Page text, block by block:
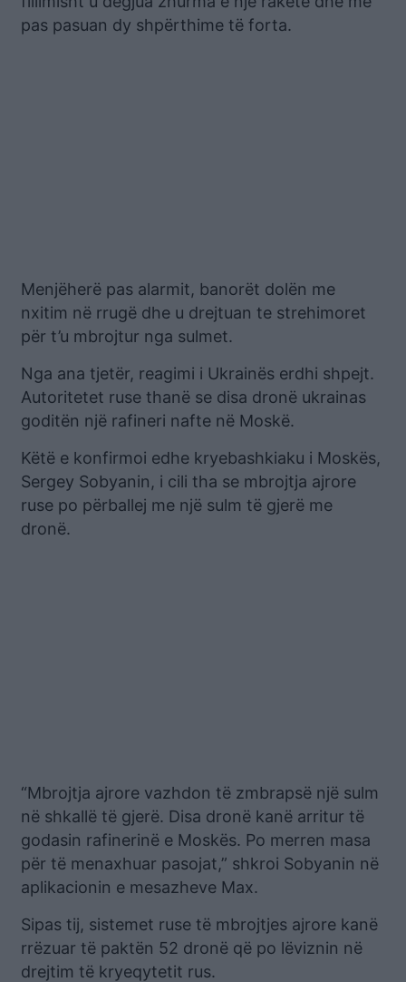
pas pasuan dy shpërthime të forta.
Menjëherë pas alarmit, banorët dolën me
nxitim në rrugë dhe u drejtuan te strehimoret
për t’u mbrojtur nga sulmet.
Nga ana tjetër, reagimi i Ukrainës erdhi shpejt.
Autoritetet ruse thanë se disa dronë ukrainas
goditën një rafineri nafte në Moskë.
Këtë e konfirmoi edhe kryebashkiaku i Moskës,
Sergey Sobyanin, i cili tha se mbrojtja ajrore
ruse po përballej me një sulm të gjerë me
dronë.
“Mbrojtja ajrore vazhdon të zmbrapsë një sulm
në shkallë të gjerë. Disa dronë kanë arritur të
godasin rafinerinë e Moskës. Po merren masa
për të menaxhuar pasojat,” shkroi Sobyanin në
aplikacionin e mesazheve Max.
Sipas tij, sistemet ruse të mbrojtjes ajrore kanë
rrëzuar të paktën 52 dronë që po lëviznin në
drejtim të kryeqytetit rus.